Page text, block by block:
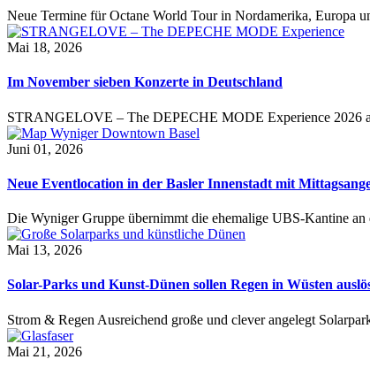
Neue Termine für Octane World Tour in Nordamerika, Europa
Mai 18, 2026
Im November sieben Konzerte in Deutschland
STRANGELOVE – The DEPECHE MODE Experience
Juni 01, 2026
Neue Eventlocation in der Basler Innenstadt mit
Die Wyniger Gruppe übernimmt die ehemalige UBS-Kantine
Mai 13, 2026
Solar-Parks und Kunst-Dünen sollen Regen in Wüsten
Strom & Regen Ausreichend große und clever angelegt
Mai 21, 2026